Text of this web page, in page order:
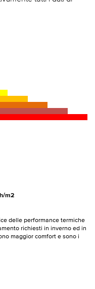
m2
delle performance termiche
richiesti in inverno ed in
maggior comfort e sono i